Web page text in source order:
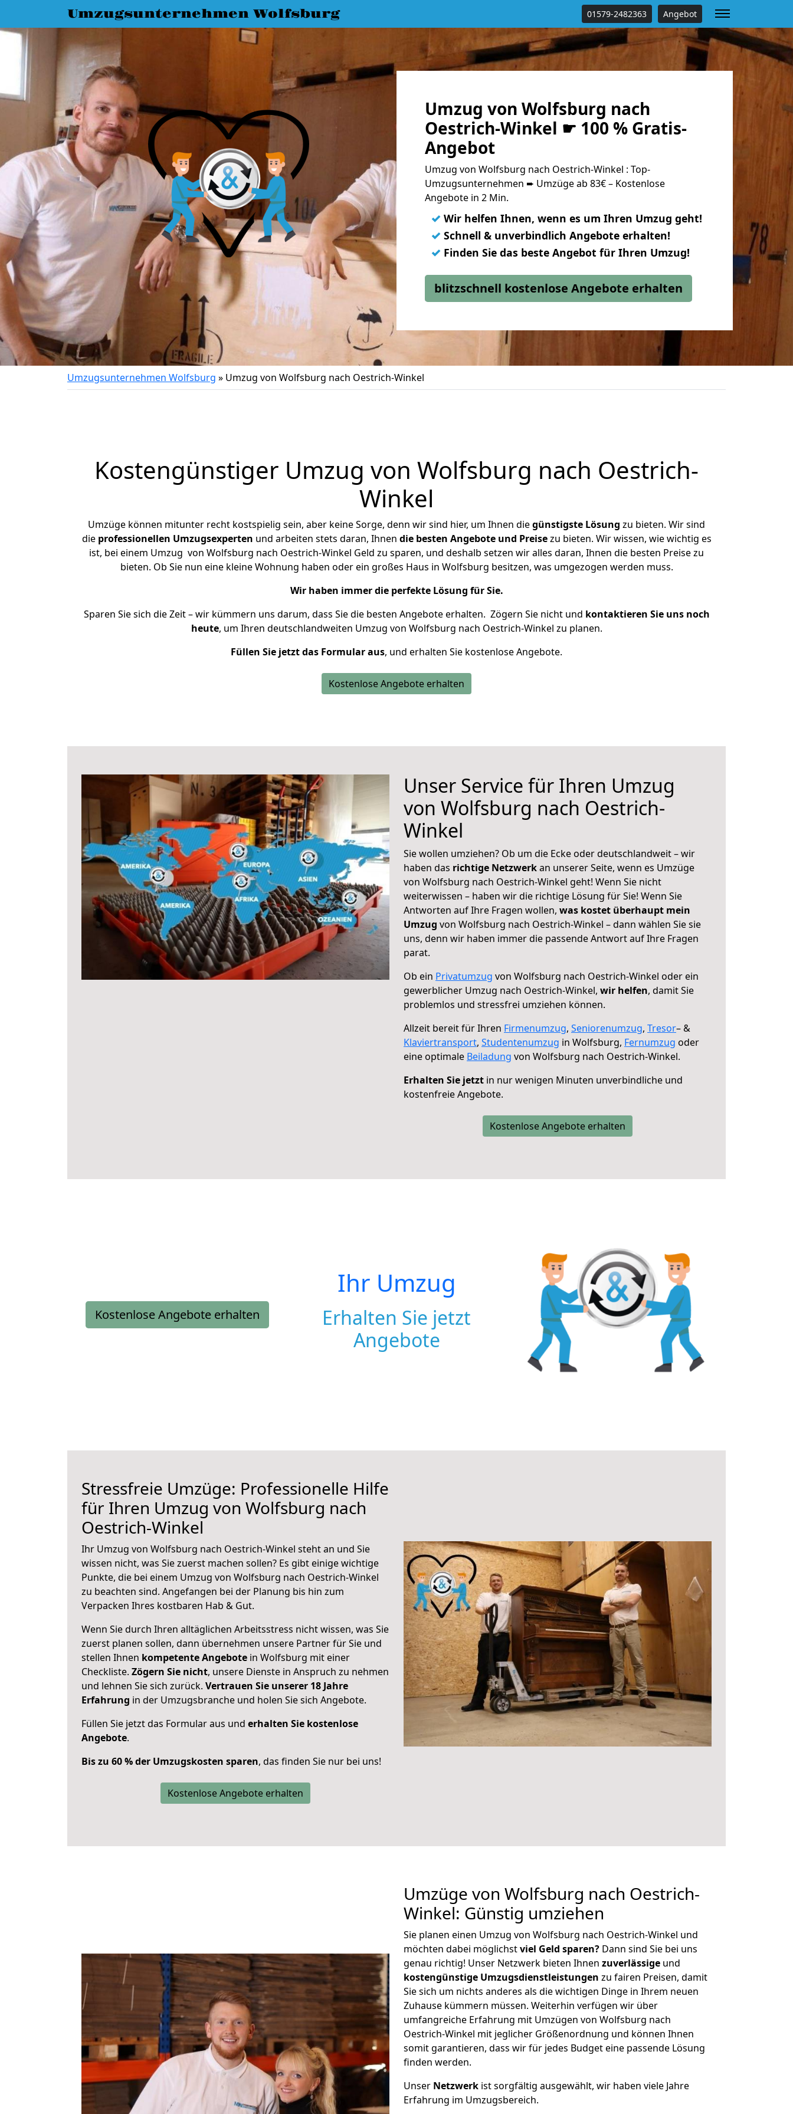
Umzugsunternehmen Wolfsburg 01579-2482363 Angebot
Umzug von Wolfsburg nach
Oestrich-Winkel ☛ 100 % Gratis-
Angebot
Umzug von Wolfsburg nach Oestrich-Winkel : Top-
Umzugsunternehmen ➨ Umzüge ab 83€ – Kostenlose
Angebote in 2 Min.
✓ Wir helfen Ihnen, wenn es um Ihren Umzug geht!
✓ Schnell & unverbindlich Angebote erhalten!
✓ Finden Sie das beste Angebot für Ihren Umzug!
blitzschnell kostenlose Angebote erhalten
Umzugsunternehmen Wolfsburg » Umzug von Wolfsburg nach Oestrich-Winkel
Kostengünstiger Umzug von Wolfsburg nach Oestrich-
Winkel
Umzüge können mitunter recht kostspielig sein, aber keine Sorge, denn wir sind hier, um Ihnen diegünstigste Lösung zu bieten. Wir sind
die professionellen Umzugsexperten und arbeiten stets daran, Ihnen die besten Angebote und Preisezu bieten. Wir wissen, wie wichtig es
ist, bei einem Umzug von Wolfsburg nach Oestrich-Winkel Geld zu sparen, und deshalb setzen wir alles daran, Ihnen die besten Preise zu
bieten. Ob Sie nun eine kleine Wohnung haben oder ein großes Haus in Wolfsburg besitzen, was umgezogen werden muss.
Wir haben immer die perfekte Lösung für Sie.
Sparen Sie sich die Zeit – wir kümmern uns darum, dass Sie die besten Angebote erhalten. Zögern Sie nicht und kontaktieren Sie uns noch
heute, um Ihren deutschlandweiten Umzug von Wolfsburg nach Oestrich-Winkel zu planen.
Füllen Sie jetzt das Formular aus, und erhalten Sie kostenlose Angebote.
Kostenlose Angebote erhalten
Unser Service für Ihren Umzug
von Wolfsburg nach Oestrich-
Winkel
Sie wollen umziehen? Ob um die Ecke oder deutschlandweit – wir
haben das richtige Netzwerkan unserer Seite, wenn es Umzüge
von Wolfsburg nach Oestrich-Winkel geht! Wenn Sie nicht
weiterwissen – haben wir die richtige Lösung für Sie! Wenn Sie
Antworten auf Ihre Fragen wollen, was kostet überhaupt mein
Umzug von Wolfsburg nach Oestrich-Winkel – dann wählen Sie sie
uns, denn wir haben immer die passende Antwort auf Ihre Fragen
parat.
Ob ein Privatumzug von Wolfsburg nach Oestrich-Winkel oder ein
gewerblicher Umzug nach Oestrich-Winkel, wir helfen, damit Sie
problemlos und stressfrei umziehen können.
Allzeit bereit für Ihren Firmenumzug, Seniorenumzug, Tresor– &
Klaviertransport, Studentenumzug in Wolfsburg, Fernumzug oder
eine optimale Beiladung von Wolfsburg nach Oestrich-Winkel.
Erhalten Sie jetzt in nur wenigen Minuten unverbindliche und
kostenfreie Angebote.
Kostenlose Angebote erhalten
Kostenlose Angebote erhalten
Ihr Umzug
Erhalten Sie jetzt
Angebote
Stressfreie Umzüge: Professionelle Hilfe
für Ihren Umzug von Wolfsburg nach
Oestrich-Winkel
Ihr Umzug von Wolfsburg nach Oestrich-Winkel steht an und Sie
wissen nicht, was Sie zuerst machen sollen? Es gibt einige wichtige
Punkte, die bei einem Umzug von Wolfsburg nach Oestrich-Winkel
zu beachten sind. Angefangen bei der Planung bis hin zum
Verpacken Ihres kostbaren Hab & Gut.
Wenn Sie durch Ihren alltäglichen Arbeitsstress nicht wissen, was Sie
zuerst planen sollen, dann übernehmen unsere Partner für Sie und
stellen Ihnen kompetente Angebote in Wolfsburg mit einer
Checkliste. Zögern Sie nicht, unsere Dienste in Anspruch zu nehmen
und lehnen Sie sich zurück. Vertrauen Sie unserer 18 Jahre
Erfahrung in der Umzugsbranche und holen Sie sich Angebote.
Füllen Sie jetzt das Formular aus und erhalten Sie kostenlose
Angebote.
Bis zu 60 % der Umzugskosten sparen, das finden Sie nur bei uns!
Kostenlose Angebote erhalten
Umzüge von Wolfsburg nach Oestrich-
Winkel: Günstig umziehen
Sie planen einen Umzug von Wolfsburg nach Oestrich-Winkel und
möchten dabei möglichstviel Geld sparen? Dann sind Sie bei uns
genau richtig! Unser Netzwerk bieten Ihnen zuverlässige und
kostengünstige Umzugsdienstleistungen zu fairen Preisen, damit
Sie sich um nichts anderes als die wichtigen Dinge in Ihrem neuen
Zuhause kümmern müssen. Weiterhin verfügen wir über
umfangreiche Erfahrung mit Umzügen von Wolfsburg nach
Oestrich-Winkel mit jeglicher Größenordnung und können Ihnen
somit garantieren, dass wir für jedes Budget eine passende Lösung
finden werden.
Unser Netzwerk ist sorgfältig ausgewählt, wir haben viele Jahre
Erfahrung im Umzugsbereich.